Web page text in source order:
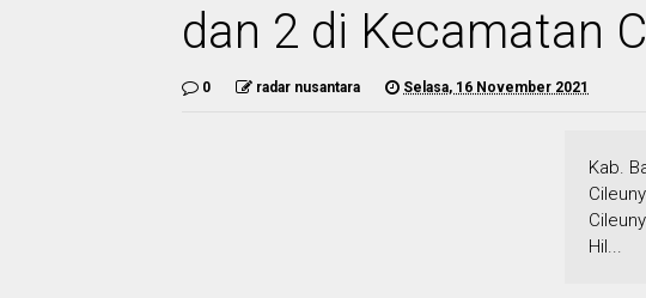
dan 2 di Kecamatan
0 radar nusantara Selasa, 16 November 2021
Kab.
Hil...